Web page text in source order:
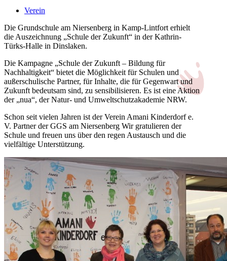
Verein
Die Grundschule am Niersenberg in Kamp-Lintfort erhielt
die Auszeichnung „Schule der Zukunft“ in der Kathrin-
Türks-Halle in Dinslaken.
Die Kampagne „Schule der Zukunft – Bildung für
Nachhaltigkeit“ bietet die Möglichkeit für Schulen und
außerschulische Partner, für Inhalte, die für Gegenwart und
Zukunft bedeutsam sind, zu sensibilisieren. Es ist eine Aktion
der „nua“, der Natur- und Umweltschutzakademie NRW.
Schon seit vielen Jahren ist der Verein Amani Kinderdorf e.
V. Partner der GGS am Niersenberg Wir gratulieren der
Schule und freuen uns über den regen Austausch und die
vielfältige Unterstützung.